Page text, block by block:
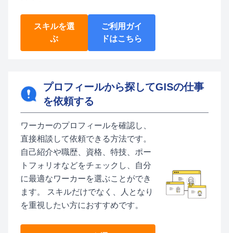
スキルを選
ぶ
ご利用ガイ
ドはこちら
プロフィールから探してGISの仕事
を依頼する
ワーカーのプロフィールを確認し、
直接相談して依頼できる方法です。
自己紹介や職歴、資格、特技、ポー
トフォリオなどをチェックし、自分
に最適なワーカーを選ぶことができ
ます。 スキルだけでなく、人となり
を重視したい方におすすめです。